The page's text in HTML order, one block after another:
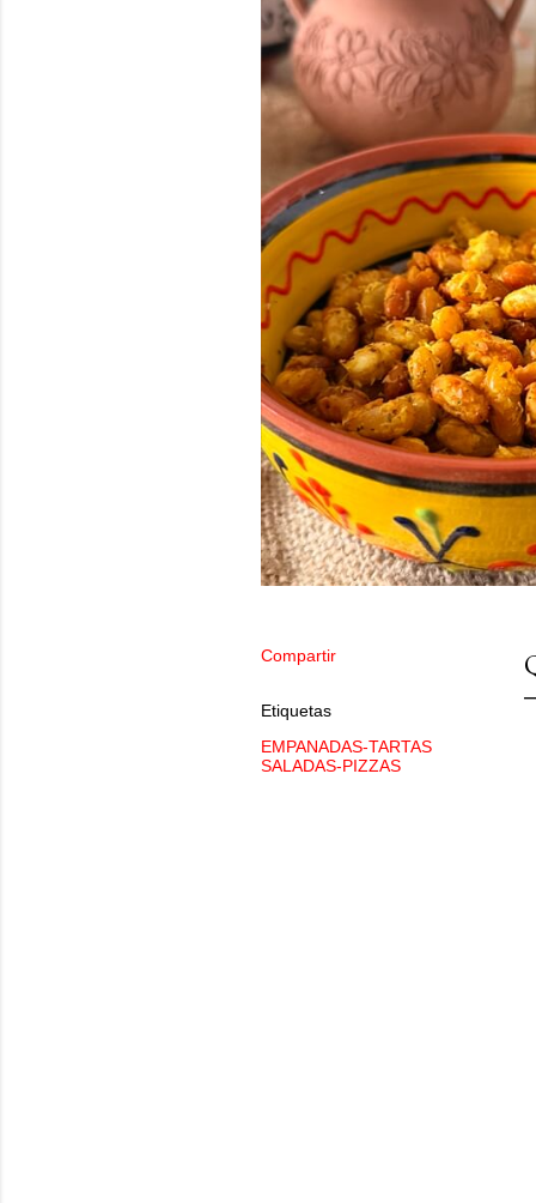
Compartir
Etiquetas
EMPANADAS-TARTAS
SALADAS-PIZZAS